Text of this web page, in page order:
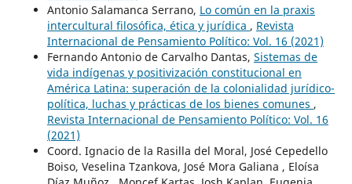
Antonio Salamanca Serrano, Lo común en la praxis
intercultural filosófica, ética y jurídica , Revista
Internacional de Pensamiento Político: Vol. 16 (2021)
Fernando Antonio de Carvalho Dantas, Sistemas de
vida indígenas y positivización constitucional en
América Latina: superación de la colonialidad jurídico-
política, luchas y prácticas de los bienes comunes ,
Revista Internacional de Pensamiento Político: Vol. 16
(2021)
Coord. Ignacio de la Rasilla del Moral, José Cepedello
Boiso, Veselina Tzankova, José Mora Galiana , Eloísa